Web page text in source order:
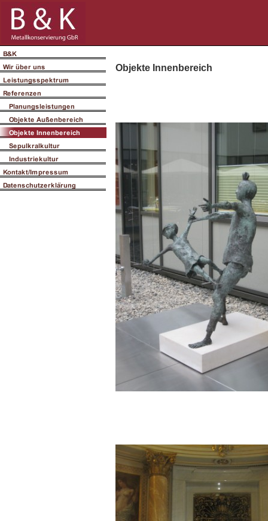
Objekte Innenbereich